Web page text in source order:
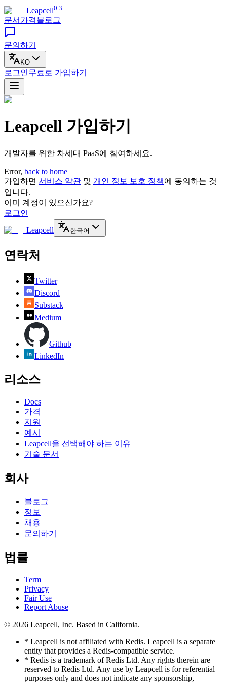
Leapcell0.3
문서 가격블로그
문의하기
KO
로그인무료로 가입하기
Leapcell 가입하기
개발자를 위한 차세대 PaaS에 참여하세요.
Error, back to home
가입하면 서비스 약관 및 개인 정보 보호 정책에 동의하는 것
입니다.
이미 계정이 있으신가요?
로그인
Leapcell
한국어
연락처
Twitter
Discord
Substack
Medium
Github
LinkedIn
리소스
Docs
가격
지원
예시
Leapcell을 선택해야 하는 이유
기술 문서
회사
블로그
정보
채용
문의하기
법률
Term
Privacy
Fair Use
Report Abuse
© 2026 Leapcell, Inc. Based in California.
* Leapcell is not affiliated with Redis. Leapcell is a separate
entity that provides a Redis-compatible service.
* Redis is a trademark of Redis Ltd. Any rights therein are
reserved to Redis Ltd. Any use by Leapcell is for referential
purposes only and does not indicate any sponsorship,